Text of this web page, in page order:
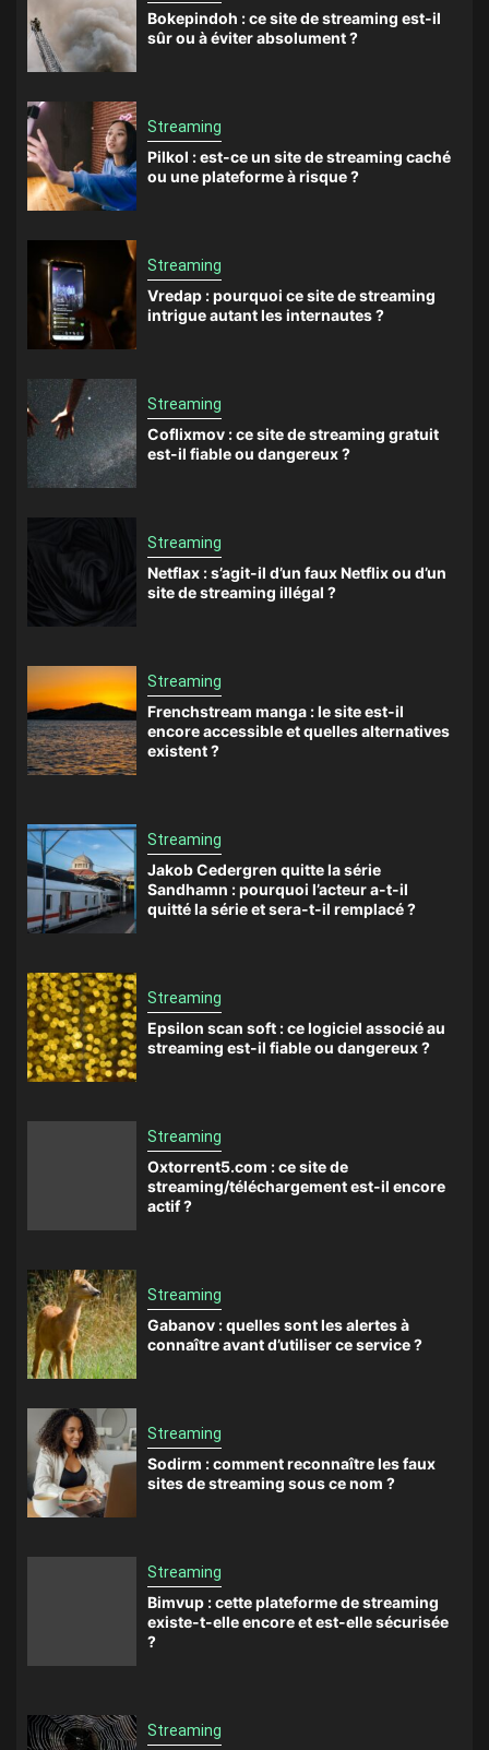
Bokepindoh : ce site de streaming est-il
sûr ou à éviter absolument ?
Streaming
Pilkol : est-ce un site de streaming caché
ou une plateforme à risque ?
Streaming
Vredap : pourquoi ce site de streaming
intrigue autant les internautes ?
Streaming
Coflixmov : ce site de streaming gratuit
est-il fiable ou dangereux ?
Streaming
Netflax : s’agit-il d’un faux Netflix ou d’un
site de streaming illégal ?
Streaming
Frenchstream manga : le site est-il
encore accessible et quelles alternatives
existent ?
Streaming
Jakob Cedergren quitte la série
Sandhamn : pourquoi l’acteur a-t-il
quitté la série et sera-t-il remplacé ?
Streaming
Epsilon scan soft : ce logiciel associé au
streaming est-il fiable ou dangereux ?
Streaming
Oxtorrent5.com : ce site de
streaming/téléchargement est-il encore
actif ?
Streaming
Gabanov : quelles sont les alertes à
connaître avant d’utiliser ce service ?
Streaming
Sodirm : comment reconnaître les faux
sites de streaming sous ce nom ?
Streaming
Bimvup : cette plateforme de streaming
existe-t-elle encore et est-elle sécurisée
?
Streaming